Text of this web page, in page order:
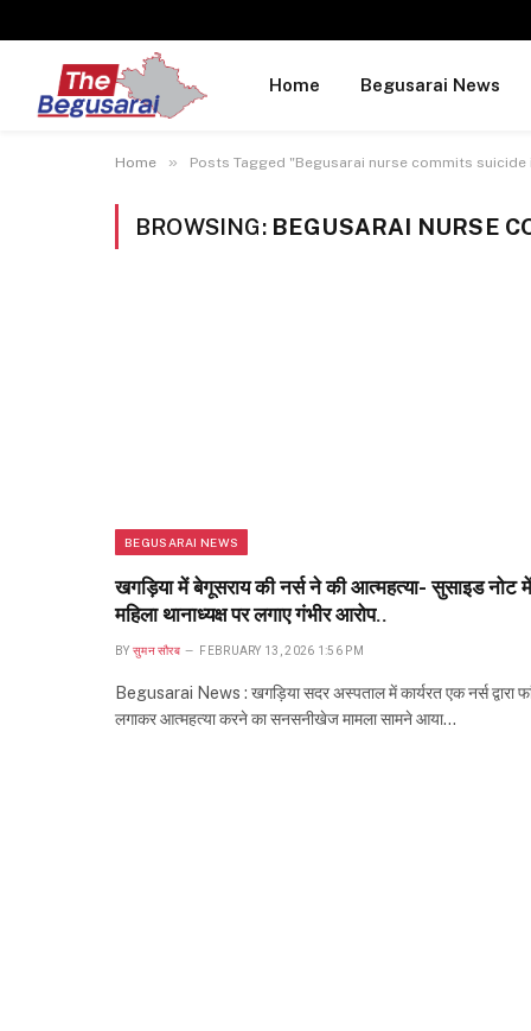
Home Begusarai News
Home » Posts Tagged "Begusarai nurse commits suicide
BROWSING: BEGUSARAI NURSE
BEGUSARAI NEWS
खगड़िया में बेगूसराय की नर्स ने की आत्महत्या- सुसाइड नोट में
महिला थानाध्यक्ष पर लगाए गंभीर आरोप..
BY सुमन सौरब FEBRUARY 13, 2026 1:56 PM
Begusarai News : खगड़िया सदर अस्पताल में कार्यरत एक नर्स द्वारा
लगाकर आत्महत्या करने का सनसनीखेज मामला सामने आया…